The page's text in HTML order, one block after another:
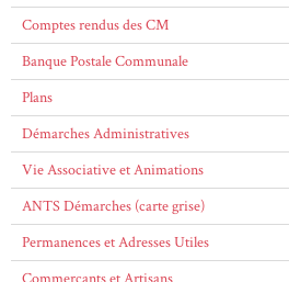
Comptes rendus des CM
Banque Postale Communale
Plans
Démarches Administratives
Vie Associative et Animations
ANTS Démarches (carte grise)
Permanences et Adresses Utiles